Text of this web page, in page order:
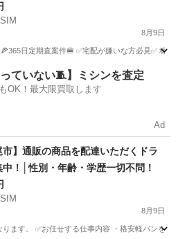
8月9日
日定期直案件🍔 ✅宅配が嫌いな方必見✅
1件
っていない🧵】ミシンを査定
OK！最大限買取します
Ad
市】通販の商品を配達いただくドラ
！│性別・年齢・学歴一切不問！
8月9日
ます。 ✅お任せする仕事内容 ・格安軽バン